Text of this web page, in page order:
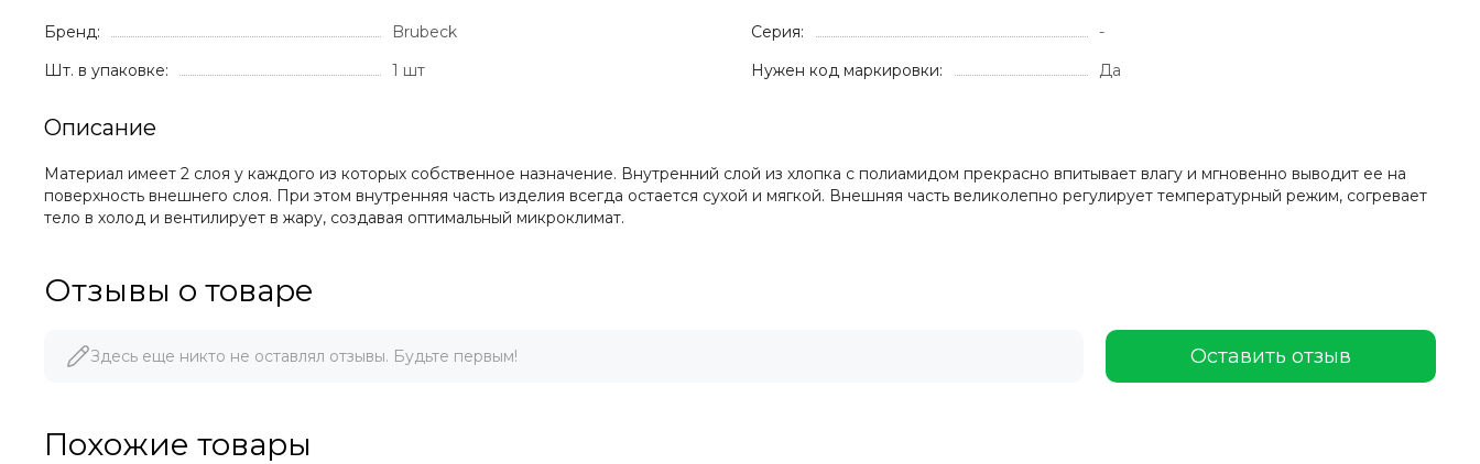
Бренд:
Brubeck
Шт. в упаковке:
1 шт
Серия:
-
Нужен код маркировки:
Да
Описание
Материал имеет 2 слоя у каждого из которых собственное назначение. Внутренний слой из хлопка с полиамидом прекрасно впитывает влагу и мгновенно выводит ее на
поверхность внешнего слоя. При этом внутренняя часть изделия всегда остается сухой и мягкой. Внешняя часть великолепно регулирует температурный режим, согревает
тело в холод и вентилирует в жару, создавая оптимальный микроклимат.
Отзывы о товаре
Здесь еще никто не оставлял отзывы. Будьте первым! Оставить отзыв
Похожие товары